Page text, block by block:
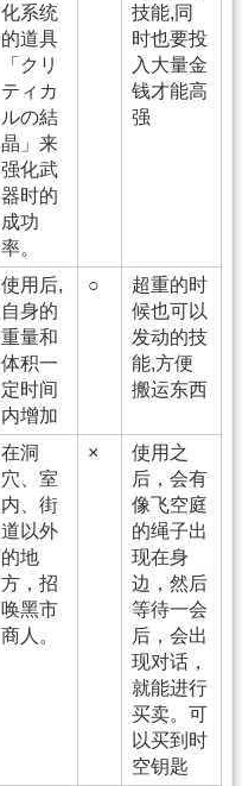
化系统
的道具
「クリ
ティカ
ルの結
晶」来
强化武
器时的
成功
率。
技能,同
时也要投
入大量金
钱才能高
强
使用后,
自身的
重量和
体积一
定时间
内增加
○
超重的时
候也可以
发动的技
能,方便
搬运东西
在洞
穴、室
内、街
道以外
的地
方，招
唤黑市
商人。
×
使用之
后，会有
像飞空庭
的绳子出
现在身
边，然后
等待一会
后，会出
现对话，
就能进行
买卖。可
以买到时
空钥匙